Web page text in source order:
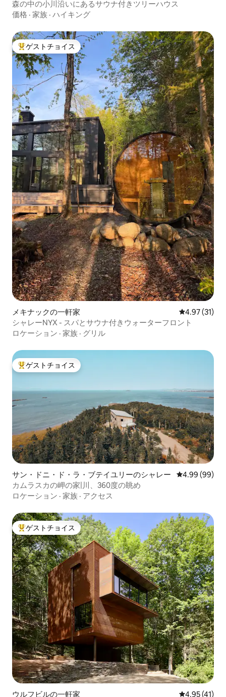
森の中の小川沿いにあるサウナ付きツリーハウス
価格 · 家族 · ハイキング
大好評のゲストチョイスです。
ゲストチョイス
メキナックの一軒家 レビュー31
4.97 (31)
シャレーNYX - スパとサウナ付きウォーターフロント
ロケーション · 家族 · グリル
大好評のゲストチョイスです。
ゲストチョイス
サン・ドニ・ド・ラ・ブテイユリーのシャレー レビュー99件
4.99 (99)
カムラスカの岬の家|川、360度の眺め
ロケーション · 家族 · アクセス
大好評のゲストチョイスです。
ゲストチョイス
ウルフビルの一軒家 レビュー41
4.95 (41)